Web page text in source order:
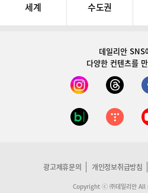
세계 수도권
데일리안 SNS
다양한 컨텐츠를
광고제휴문의 개인정보취급방침
Copyright ⓒ ㈜데일리안